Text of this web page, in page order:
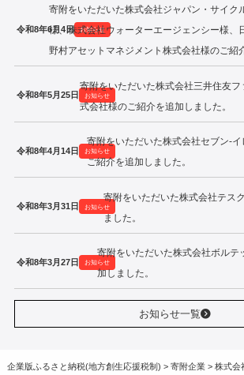
令和8年6月4日 お知らせ
寄附をいただいた株式会社ジャパン・サイク
様、株式会社ウォーターエージェンシー様、
野村アセットマネジメント株式会社様のご紹
令和8年5月25日 お知らせ
寄附をいただいた株式会社三井住友
式会社様のご紹介を追加しました。
令和8年4月14日 お知らせ
寄附をいただいた株式会社セブン‐
ご紹介を追加しました。
令和8年3月31日 お知らせ
寄附をいただいた株式会社テス
ました。
令和8年3月27日 お知らせ
寄附をいただいた株式会社ボルテ
加しました。
お知らせ一覧
企業版ふるさと納税(地方創生応援税制) > 寄附企業> 株式会